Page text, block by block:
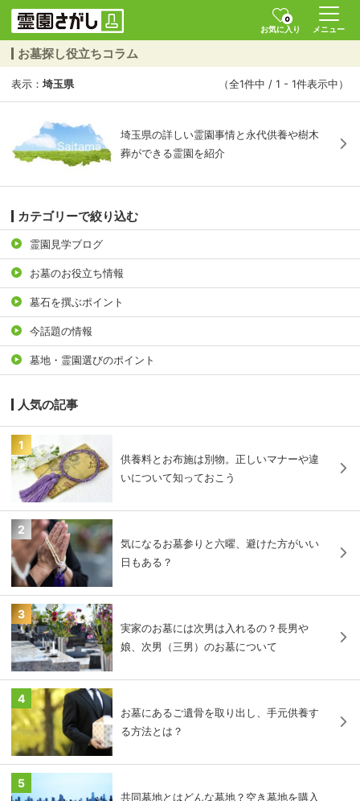
0
お気に入り
メニュー
お墓探し役立ちコラム
表示： 埼玉県 （全1件中 / 1 - 1件表示中）
埼玉県の詳しい霊園事情と永代供養や樹木
葬ができる霊園を紹介
カテゴリーで絞り込む
霊園見学ブログ
お墓のお役立ち情報
墓石を撰ぶポイント
今話題の情報
墓地・霊園選びのポイント
人気の記事
1
供養料とお布施は別物。正しいマナーや違
いについて知っておこう
2
気になるお墓参りと六曜、避けた方がいい
日もある？
3
実家のお墓には次男は入れるの？長男や
娘、次男（三男）のお墓について
4
お墓にあるご遺骨を取り出し、手元供養す
る方法とは？
5
共同墓地とはどんな墓地？空き墓地を購入